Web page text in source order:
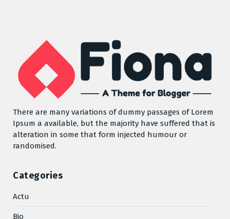
There are many variations of dummy passages of Lorem
Ipsum a available, but the majority have suffered that is
alteration in some that form injected humour or
randomised.
Categories
Actu
Bio